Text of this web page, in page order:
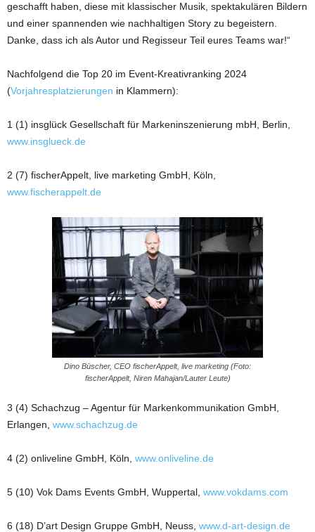
geschafft haben, diese mit klassischer Musik, spektakulären Bildern
und einer spannenden wie nachhaltigen Story zu begeistern.
Danke, dass ich als Autor und Regisseur Teil eures Teams war!“
Nachfolgend die Top 20 im Event-Kreativranking 2024
(Vorjahresplatzierungen in Klammern):
1 (1) insglück Gesellschaft für Markeninszenierung mbH, Berlin,
www.insglueck.de
2 (7) fischerAppelt, live marketing GmbH, Köln,
www.fischerappelt.de
Dino Büscher, CEO fischerAppelt, live marketing (Foto:
fischerAppelt, Niren Mahajan/Lauter Leute)
3 (4) Schachzug – Agentur für Markenkommunikation GmbH,
Erlangen, www.schachzug.de
4 (2) onliveline GmbH, Köln, www.onliveline.de
5 (10) Vok Dams Events GmbH, Wuppertal, www.vokdams.com
6 (18) D’art Design Gruppe GmbH, Neuss, www.d-art-design.de